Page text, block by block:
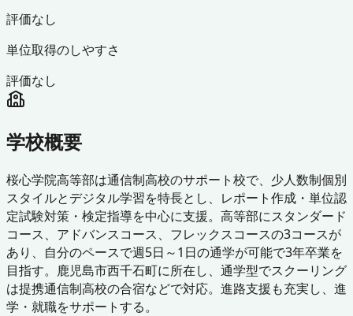
評価なし
単位取得のしやすさ
評価なし
学校概要
桜心学院高等部は通信制高校のサポート校で、少人数制個別
スタイルとデジタル学習を特長とし、レポート作成・単位認
定試験対策・検定指導を中心に支援。高等部にスタンダード
コース、アドバンスコース、フレックスコースの3コースが
あり、自分のペースで週5日～1日の通学が可能で3年卒業を
目指す。鹿児島市西千石町に所在し、通学型でスクーリング
は提携通信制高校の合宿などで対応。進路支援も充実し、進
学・就職をサポートする。